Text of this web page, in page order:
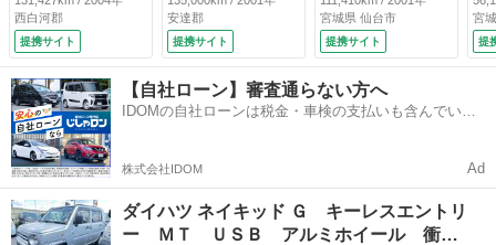
ィ エアコン パワ
ーステアリング パ
ワーウィンドウ
（検10.6）
西白河郡
提携サイト
ル 衝突安全ボデ
ィ キーレスエント
リー 運転席エアバ
ッグ 助手席エアバ
ッグ オートマチッ
ク パワーステアリ
付）
安達郡
提携サイト
宮城県 仙台市
提携サイト
お
れ
（
宮
提
【自社ローン】審査通らない方へ
IDOMの自社ローンは税金・車検の支払いも含んでいる
株式会社IDOM Ad
ダイハツ ネイキッド Ｇ キーレスエントリ
ー ＭＴ ＵＳＢ アルミホイール 衝…